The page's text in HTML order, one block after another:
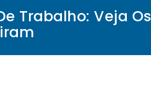
Trabalho: Veja Os